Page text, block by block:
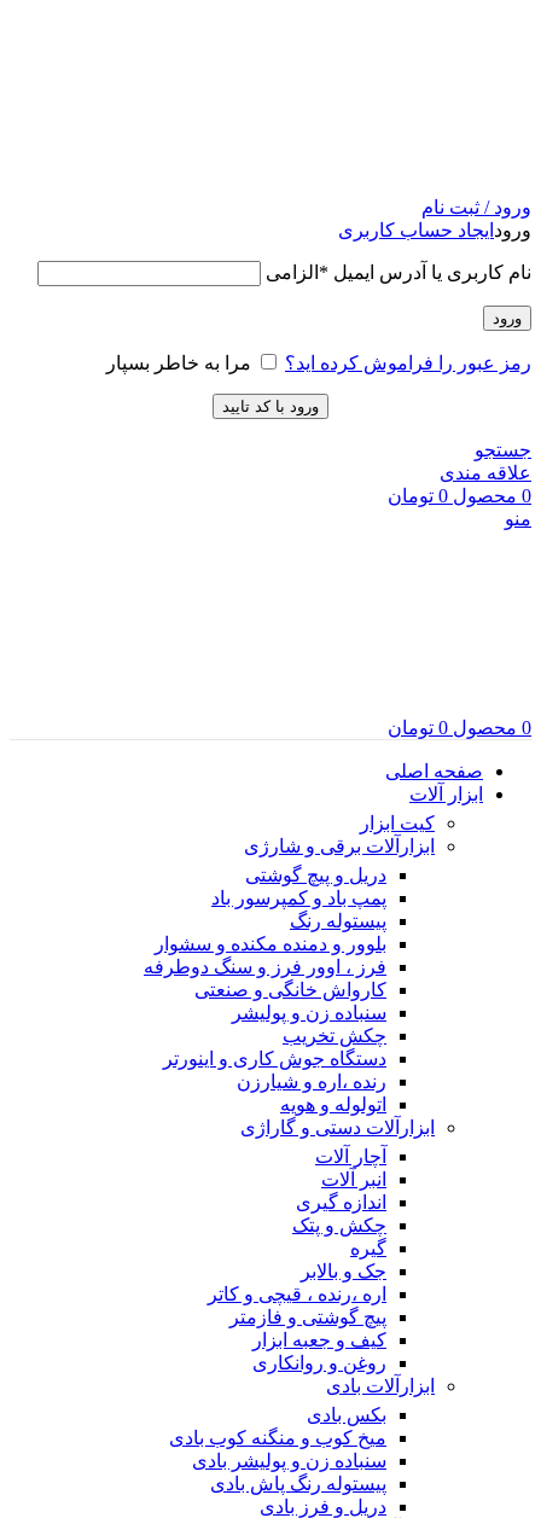
ورود / ثبت نام
ورود ایجاد حساب کاربری
نام کاربری یا آدرس ایمیل * الزامی
ورود
رمز عبور را فراموش کرده اید؟ مرا به خاطر بسپار
ورود با کد تایید
جستجو
علاقه مندی
0 محصول 0 تومان
منو
0 محصول 0 تومان
صفحه اصلی
ابزار آلات
کیت ابزار
ابزارآلات برقی و شارژی
دریل و پیچ گوشتی
پمپ باد و کمپرسور باد
پیستوله رنگ
بلوور و دمنده مکنده و سشوار
فرز ، اوور فرز و سنگ دوطرفه
کارواش خانگی و صنعتی
سنباده زن و پولیشر
چکش تخریب
دستگاه جوش کاری و اینورتر
رنده ،اره و شیارزن
اتولوله و هویه
ابزارآلات دستی و گاراژی
آچار آلات
انبر آلات
اندازه گیری
چکش و پتک
گیره
جک و بالابر
اره ،رنده ، قیچی و کاتر
پیچ گوشتی و فازمتر
کیف و جعبه ابزار
روغن و روانکاری
ابزارآلات بادی
بکس بادی
میخ کوب و منگنه کوب بادی
سنباده زن و پولیشر بادی
پیستوله رنگ پاش بادی
دریل و فرز بادی